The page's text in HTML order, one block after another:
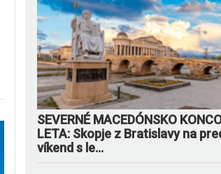
SEVERNÉ MACEDÓNSKO
LETA: Skopje z Bratislavy na
víkend s le...